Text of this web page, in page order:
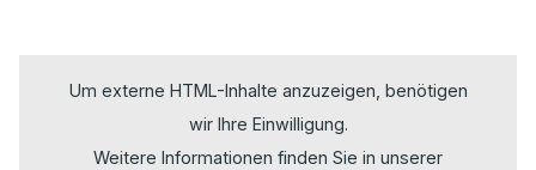
Um externe HTML-Inhalte anzuzeigen, benötigen
wir Ihre Einwilligung.
Weitere Informationen finden Sie in unserer